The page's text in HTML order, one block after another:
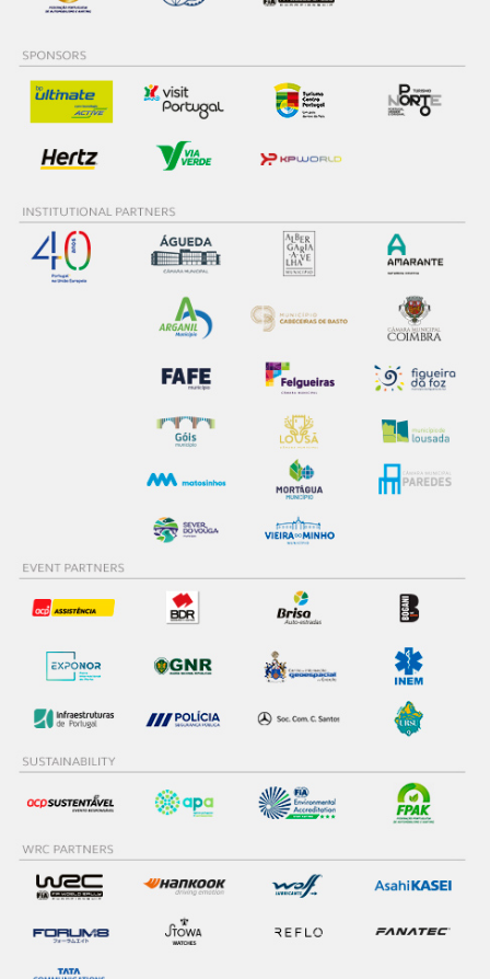
27
Matteo FONTANA 2
29 Eric CAMILLI
30 Emil LINDHOLM
Jourdan SERDERIDIS 0
Lorenzo BERTELLI
Romet JÜRGENSON 0